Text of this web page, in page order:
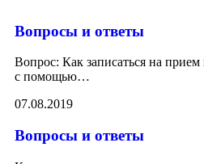
Вопросы и ответы
Вопрос: Как записаться на
с помощью…
07.08.2019
Вопросы и ответы